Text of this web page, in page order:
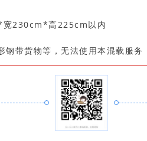
宽230cm*高225cm以内
带货物等，无法使用本混载服务